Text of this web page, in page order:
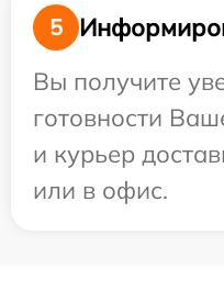
5
Вы получите
готовности
и курьер
или в офис.